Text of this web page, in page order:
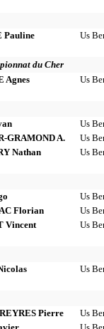
Pauline Us
du Cher
Agnes Us
Us
GRAMOND A.
Us
Nathan Us
Us
Florian
Us
Vincent Us
Us
Pierre
Us